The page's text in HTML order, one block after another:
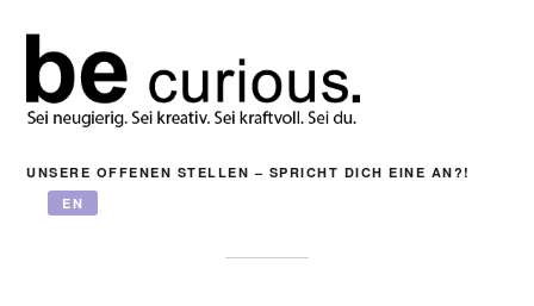
UNSERE OFFENEN STELLEN – SPRICHT DICH EINE AN?!
EN